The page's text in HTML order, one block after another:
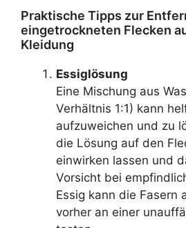
Praktische Tipps zur
eingetrockneten Flecken
Kleidung
Essiglösung
Eine Mischung aus
Verhältnis 1:1) kann
aufzuweichen und zu
die Lösung auf den
einwirken lassen und
Vorsicht bei
Essig kann die Fasern
vorher an einer